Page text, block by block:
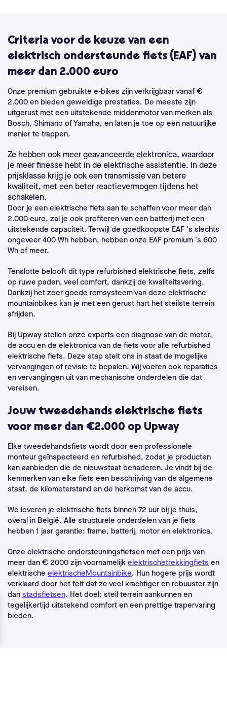
Criteria voor de keuze van een
elektrisch ondersteunde fiets (EAF) van
meer dan 2.000 euro
Onze premium gebruikte e-bikes zijn verkrijgbaar vanaf €
2.000 en bieden geweldige prestaties. De meeste zijn
uitgerust met een uitstekende middenmotor van merken als
Bosch, Shimano of Yamaha, en laten je toe op een natuurlijke
manier te trappen.
Ze hebben ook meer geavanceerde elektronica, waardoor
je meer finesse hebt in de elektrische assistentie. In deze
prijsklasse krijg je ook een transmissie van betere
kwaliteit, met een beter reactievermogen tijdens het
schakelen.
Door je een elektrische fiets aan te schaffen voor meer dan
2.000 euro, zal je ook profiteren van een batterij met een
uitstekende capaciteit. Terwijl de goedkoopste EAF 's slechts
ongeveer 400 Wh hebben, hebben onze EAF premium 's 600
Wh of meer.
Tenslotte belooft dit type refurbished elektrische fiets, zelfs
op ruwe paden, veel comfort, dankzij de kwaliteitsvering.
Dankzij het zeer goede remsysteem van deze elektrische
mountainbikes kan je met een gerust hart het steilste terrein
afrijden.
Bij Upway stellen onze experts een diagnose van de motor,
de accu en de elektronica van de fiets voor alle refurbished
elektrische fiets. Deze stap stelt ons in staat de mogelijke
vervangingen of revisie te bepalen. Wij voeren ook reparaties
en vervangingen uit van mechanische onderdelen die dat
vereisen.
Jouw tweedehands elektrische fiets
voor meer dan €2.000 op Upway
Elke tweedehandsfiets wordt door een professionele
monteur geïnspecteerd en refurbished, zodat je producten
kan aanbieden die de nieuwstaat benaderen. Je vindt bij de
kenmerken van elke fiets een beschrijving van de algemene
staat, de kilometerstand en de herkomst van de accu.
We leveren je elektrische fiets binnen 72 uur bij je thuis,
overal in België. Alle structurele onderdelen van je fiets
hebben 1 jaar garantie: frame, batterij, motor en elektronica.
Onze elektrische ondersteuningsfietsen met een prijs van
meer dan € 2000 zijn voornamelijk elektrischetrekkingfiets en
elektrische elektrischeMountainbike. Hun hogere prijs wordt
verklaard door het feit dat ze veel krachtiger en robuuster zijn
dan stadsfietsen. Het doel: steil terrein aankunnen en
tegelijkertijd uitstekend comfort en een prettige trapervaring
bieden.